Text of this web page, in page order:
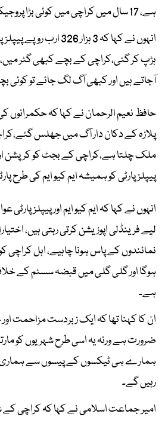
ہے، 17 سال میں کراچی میں کوئی بڑا پروجیکٹ نہیں دیا۔
انہوں نے کہا کہ 3 ہزار
ہڑپ کر گئی،کراچی کے بچے کبھی گٹر میں،
آجاتے ہیں اور کبھی آگ لگ جائے تو کوئی
حافظ نعیم الرحمان نے کہا کہ حکمرانوں
پلازہ کے دکان دار آگ میں جھلس
ملک چلتا ہے،کراچی کے بجٹ کو کرپشن اور
پیپلزپارٹی کو ہمیشہ ایم کیو ایم کی طرح
انہوں نے کہا کہ ایم کیو ایم اور
لیے فرینڈلی اپوزیشن کرتی رہتی ہیں،
نمائندوں کے پاس ہونا چاہیے، اہل کراچی
ہوگا اور گلی گلی میں قبضہ سسٹم کے
ہے۔
ان کا کہنا تھا کہ ایک زبردست مزاحمت
ضرورت ہے ورنہ یہ اسی طرح شہریوں کو
ہمارے ہی ٹیکسوں کے پیسوں سے ہماری
رہیں گے۔
امیر جماعت اسلامی نے کہا کہ کراچی